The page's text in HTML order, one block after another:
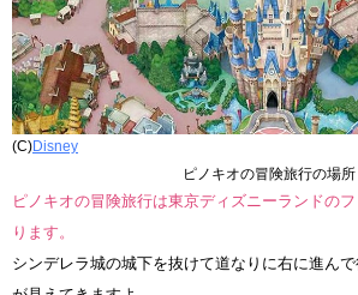
(C)Disney
ピノキオの冒険旅行の場所
ピノキオの冒険旅行は東京ディズニーランドの
ります。
シンデレラ城の城下を抜けて道なりに右に進ん